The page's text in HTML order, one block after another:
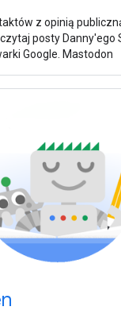
z opinią
posty Danny'ego
Google. Mastodon